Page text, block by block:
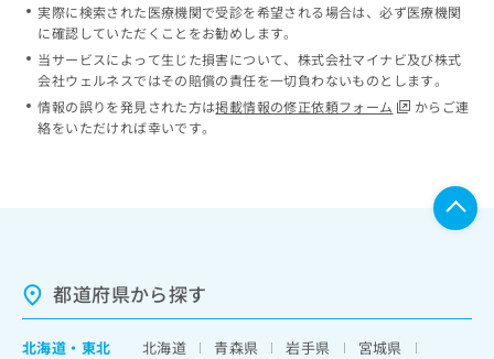
実際に検索された医療機関で受診を希望される場合は、必ず医療機関
に確認していただくことをお勧めします。
当サービスによって生じた損害について、株式会社マイナビ及び株式
会社ウェルネスではその賠償の責任を一切負わないものとします。
情報の誤りを発見された方は掲載情報の修正依頼フォーム
からご連
絡をいただければ幸いです。
都道府県から探す
北海道 ・ 東北 北海道 青森県 岩手県
宮城県